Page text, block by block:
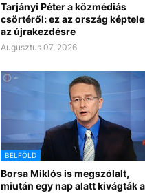
Tarjányi Péter a közmédiás
csörtéről: ez az ország
az újrakezdésre
Augusztus 07, 2026
BELFÖLD
Borsa Miklós is megszólalt,
miután egy nap alatt kivágták